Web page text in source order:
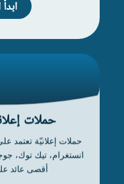
ابدأ
حملات
حملات إعلانيّة تعتمد
انستغرام، تيك توك،
أقصى عائد